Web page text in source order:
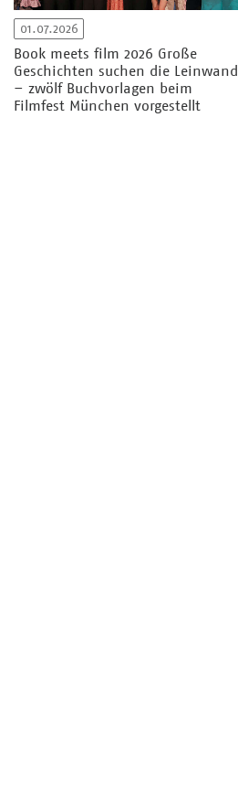
01.07.2026
Book meets film 2026 Große
Geschichten suchen die Leinwand
– zwölf Buchvorlagen beim
Filmfest München vorgestellt